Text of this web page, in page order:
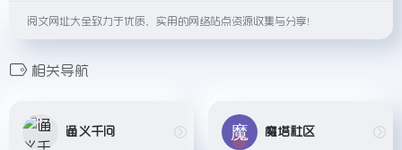
阅文网址大全致力于优质、实用的网络站点资源收集与分享！
相关导航
通义千问 魔塔社区